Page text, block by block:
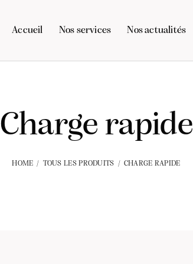
Accueil Nos services Nos actualités
Charge rapide
HOME TOUS LES PRODUITS CHARGE RAPIDE